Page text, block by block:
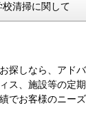
清掃に関して
探しなら、アド
ス、施設等の定
でお客様のニーズ